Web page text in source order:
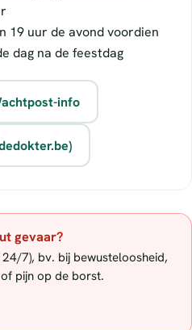
19 uur de avond voordien
dag na de feestdag
info
gevaar?
24/7), bv. bij bewusteloosheid,
pijn op de borst.